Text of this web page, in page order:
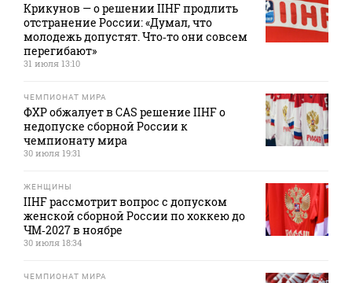
Крикунов — о решении IIHF продлить
отстранение России: «Думал, что
молодежь допустят. Что‑то они совсем
перегибают»
31 июля 13:10
ЧЕМПИОНАТ МИРА
ФХР обжалует в CAS решение IIHF о
недопуске сборной России к
чемпионату мира
30 июля 19:31
ЖЕНЩИНЫ
IIHF рассмотрит вопрос с допуском
женской сборной России по хоккею до
ЧМ‑2027 в ноябре
30 июля 18:34
ЧЕМПИОНАТ МИРА